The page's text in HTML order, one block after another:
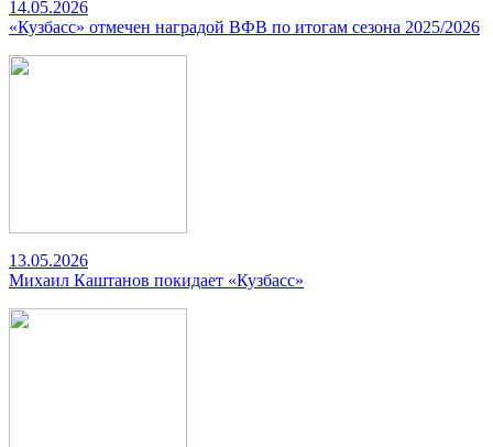
14.05.2026
«Кузбасс» отмечен наградой ВФВ по итогам сезона 2025/2026
13.05.2026
Михаил Каштанов покидает «Кузбасс»